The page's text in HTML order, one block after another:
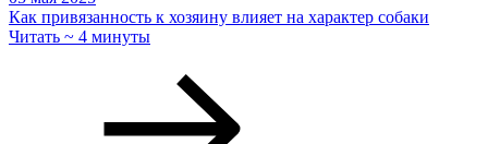
Как привязанность к хозяину влияет на характер собаки
Читать ~ 4 минуты